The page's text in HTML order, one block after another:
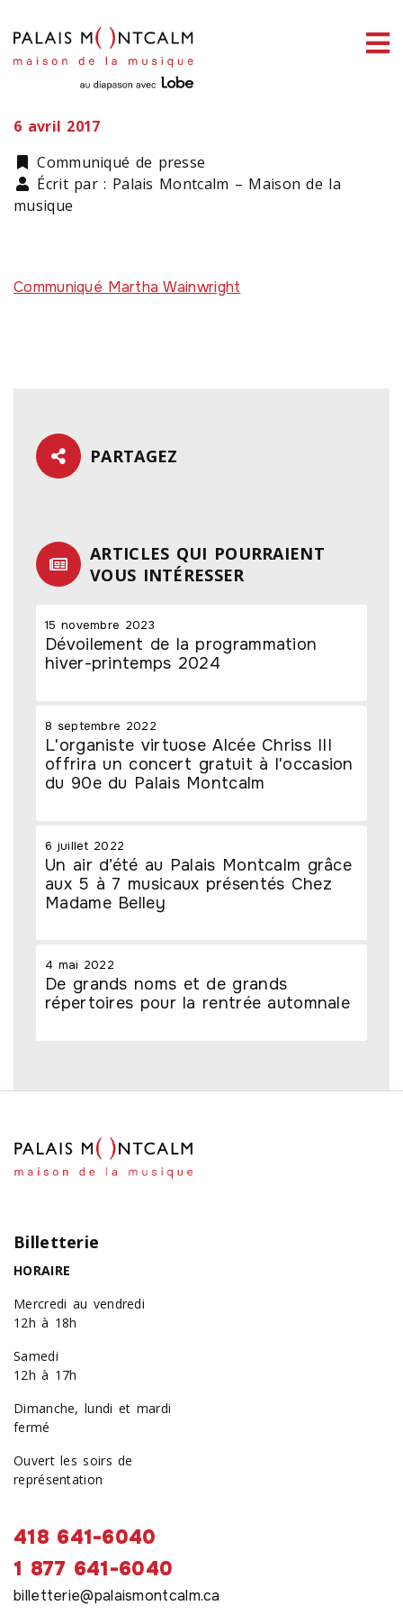
Martha Wainwright
6 avril 2017
Catégorie
Communiqué de presse
Écrit par : Palais Montcalm – Maison de la
musique
Communiqué Martha Wainwright
PARTAGEZ
ARTICLES QUI POURRAIENT
VOUS INTÉRESSER
15 novembre 2023
Dévoilement de la programmation
hiver-printemps 2024
8 septembre 2022
L'organiste virtuose Alcée Chriss III
offrira un concert gratuit à l'occasion
du 90e du Palais Montcalm
6 juillet 2022
Un air d’été au Palais Montcalm grâce
aux 5 à 7 musicaux présentés Chez
Madame Belley
4 mai 2022
De grands noms et de grands
répertoires pour la rentrée automnale
Billetterie
HORAIRE
Mercredi au vendredi
12h à 18h
Samedi
12h à 17h
Dimanche, lundi et mardi
fermé
Ouvert les soirs de
représentation
418 641-6040
1 877 641-6040
billetterie@palaismontcalm.ca